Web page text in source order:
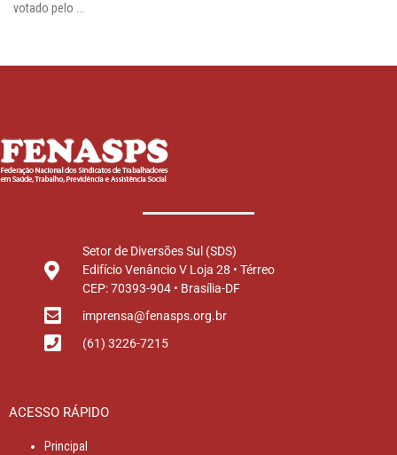
votado pelo ...
Setor de Diversões Sul (SDS)
Edifício Venâncio V Loja 28 • Térreo
CEP: 70393-904 • Brasília-DF
imprensa@fenasps.org.br
(61) 3226-7215
ACESSO RÁPIDO
Principal